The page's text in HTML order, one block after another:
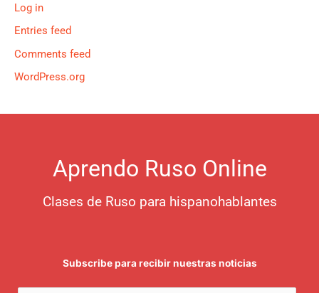
Log in
Entries feed
Comments feed
WordPress.org
Aprendo Ruso Online
Clases de Ruso para hispanohablantes
Subscribe para recibir nuestras noticias